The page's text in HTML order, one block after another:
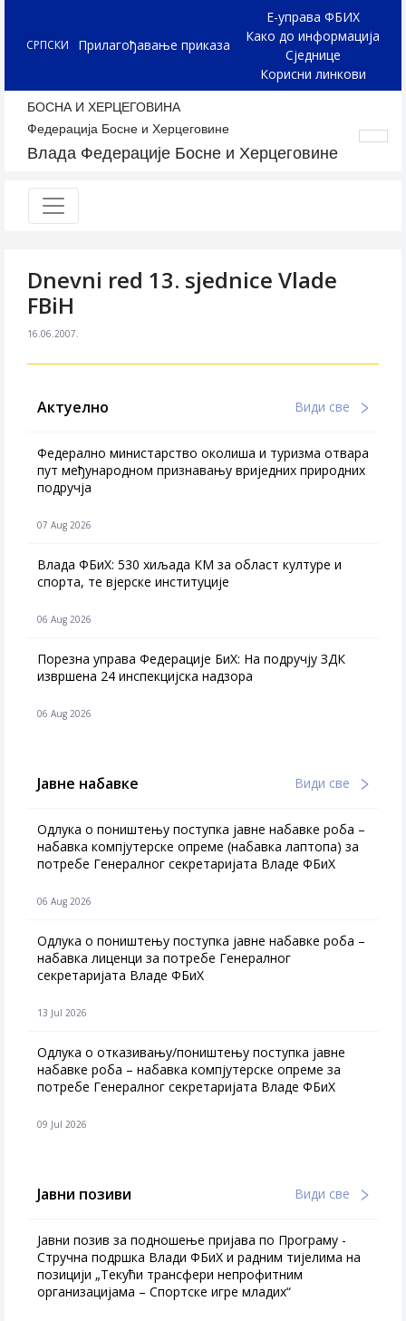
СРПСКИ Прилагођавање приказа
Е-управа ФБИХ
Како до информација
Сједнице
Корисни линкови
БОСНА И ХЕРЦЕГОВИНА
Федерација Босне и Херцеговине
Влада Федерације Босне и Херцеговине
Dnevni red 13. sjednice Vlade
FBiH
16.06.2007.
Актуелно Види све
Федерално министарство околиша и туризма отвара
пут међународном признавању вриједних природних
подручја
07 Aug 2026
Влада ФБиХ: 530 хиљада КМ за област културе и
спорта, те вјерске институције
06 Aug 2026
Порезна управа Федерације БиХ: На подручју ЗДК
извршена 24 инспекцијска надзора
06 Aug 2026
Јавне набавке Види све
Одлука о поништењу поступка јавне набавке роба –
набавка компјутерске опреме (набавка лаптопа) за
потребе Генералног секретаријата Владе ФБиХ
06 Aug 2026
Одлука о поништењу поступка јавне набавке роба –
набавка лиценци за потребе Генералног
секретаријата Владе ФБиХ
13 Jul 2026
Одлука о отказивању/поништењу поступка јавне
набавке роба – набавка компјутерске опреме за
потребе Генералног секретаријата Владе ФБиХ
09 Jul 2026
Јавни позиви Види све
Јавни позив за подношење пријава по Програму -
Стручна подршка Влади ФБиХ и радним тијелима на
позицији „Текући трансфери непрофитним
организацијама – Спортске игре младих“